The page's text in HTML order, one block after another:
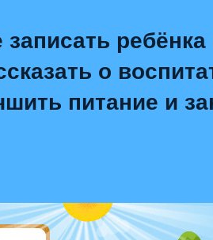
ребёнка
о
питание и